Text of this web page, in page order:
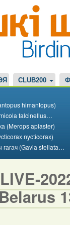
CLUB200
himantopus)
falcinellus…
(Merops apiaster)
nycticorax)
(Gavia stellata…